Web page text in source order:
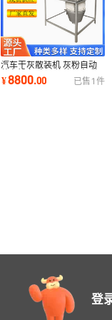
汽车干灰散装机 灰粉自动
装车设备 自动伸缩装车 散
装机伸缩头
¥8800.00 已售 1 件
登